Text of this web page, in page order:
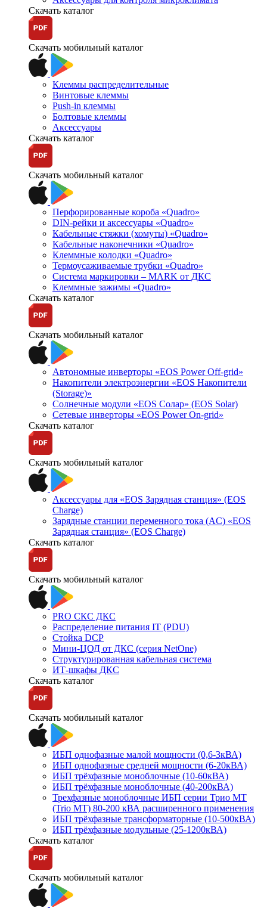
Скачать каталог
Скачать мобильный каталог
Клеммы распределительные
Винтовые клеммы
Push-in клеммы
Болтовые клеммы
Аксессуары
Скачать каталог
Скачать мобильный каталог
Перфорированные короба «Quadro»
DIN-рейки и аксессуары «Quadro»
Кабельные стяжки (хомуты) «Quadro»
Кабельные наконечники «Quadro»
Клеммные колодки «Quadro»
Термоусаживаемые трубки «Quadro»
Система маркировки – MARK от ДКС
Клеммные зажимы «Quadro»
Скачать каталог
Скачать мобильный каталог
Автономные инверторы «EOS Power Off-grid»
Накопители электроэнергии «EOS Накопители
(Storage)»
Солнечные модули «EOS Солар» (EOS Solar)
Сетевые инверторы «EOS Power On-grid»
Скачать каталог
Скачать мобильный каталог
Аксессуары для «EOS Зарядная станция» (EOS
Charge)
Зарядные станции переменного тока (AC) «EOS
Зарядная станция» (EOS Charge)
Скачать каталог
Скачать мобильный каталог
PRO СКС ДКС
Распределение питания IT (PDU)
Стойка DCP
Мини-ЦОД от ДКС (серия NetOne)
Структурированная кабельная система
ИТ-шкафы ДКС
Скачать каталог
Скачать мобильный каталог
ИБП однофазные малой мощности (0,6-3кВА)
ИБП однофазные средней мощности (6-20кВА)
ИБП трёхфазные моноблочные (10-60кВА)
ИБП трёхфазные моноблочные (40-200кВА)
Трехфазные моноблочные ИБП серии Трио МТ
(Trio MT) 80-200 кВА расширенного применения
ИБП трёхфазные трансформаторные (10-500кВА)
ИБП трёхфазные модульные (25-1200кВА)
Скачать каталог
Скачать мобильный каталог